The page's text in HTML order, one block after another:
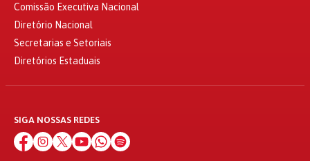
Comissão Executiva Nacional
Diretório Nacional
Secretarias e Setoriais
Diretórios Estaduais
SIGA NOSSAS REDES